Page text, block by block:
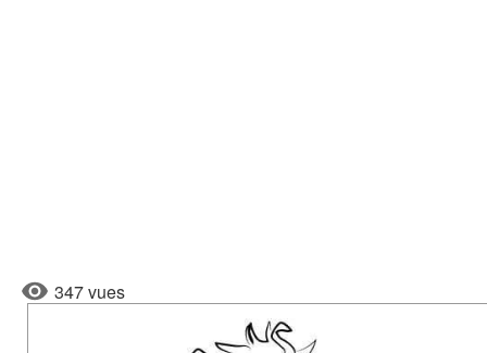
347 vues